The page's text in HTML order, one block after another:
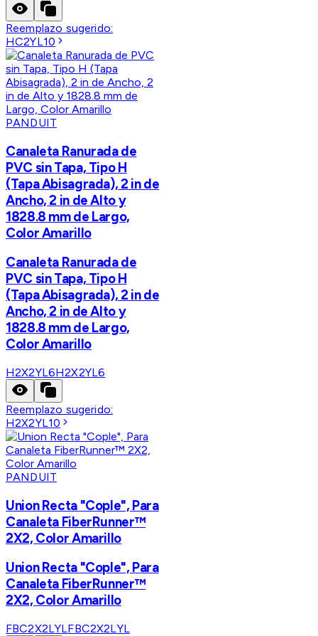
Reemplazo sugerido:
HC2YL10
PANDUIT
Canaleta Ranurada de
PVC sin Tapa, Tipo H
(Tapa Abisagrada), 2 in de
Ancho, 2 in de Alto y
1828.8 mm de Largo,
Color Amarillo
Canaleta Ranurada de
PVC sin Tapa, Tipo H
(Tapa Abisagrada), 2 in de
Ancho, 2 in de Alto y
1828.8 mm de Largo,
Color Amarillo
H2X2YL6H2X2YL6
Reemplazo sugerido:
H2X2YL10
PANDUIT
Union Recta "Cople", Para
Canaleta FiberRunner™
2X2, Color Amarillo
Union Recta "Cople", Para
Canaleta FiberRunner™
2X2, Color Amarillo
FBC2X2LYLFBC2X2LYL